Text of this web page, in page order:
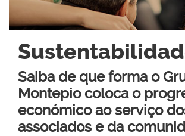
Saiba de que forma o
Montepio coloca o
económico ao serviço
associados e da